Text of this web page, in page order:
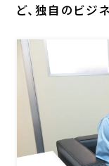
ど、独自のビジ